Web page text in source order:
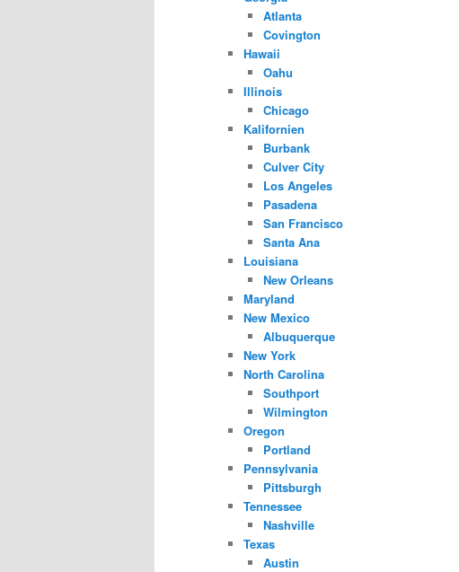
Atlanta
Covington
Hawaii
Oahu
Illinois
Chicago
Kalifornien
Burbank
Culver City
Los Angeles
Pasadena
San Francisco
Santa Ana
Louisiana
New Orleans
Maryland
New Mexico
Albuquerque
New York
North Carolina
Southport
Wilmington
Oregon
Portland
Pennsylvania
Pittsburgh
Tennessee
Nashville
Texas
Austin